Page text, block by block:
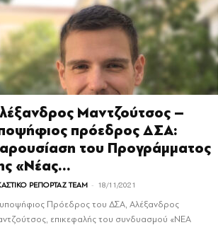
Μαντζούτσος –
πρόεδρος ΔΣΑ:
του Προγράμματος
«Νέας...
ΡΕΠΟΡΤΑΖ TEAM - 18/11/2021
Πρόεδρος του ΔΣΑ, Αλέξανδρος
επικεφαλής του συνδυασμού «ΝΕΑ